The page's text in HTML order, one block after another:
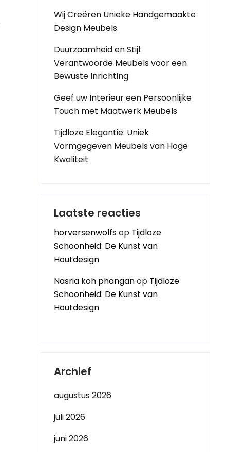
Wij Creëren Unieke Handgemaakte
Design Meubels
Duurzaamheid en Stijl:
Verantwoorde Meubels voor een
Bewuste Inrichting
Geef uw Interieur een Persoonlijke
Touch met Maatwerk Meubels
Tijdloze Elegantie: Uniek
Vormgegeven Meubels van Hoge
Kwaliteit
Laatste reacties
horversenwolfsop Tijdloze
Schoonheid: De Kunst van
Houtdesign
Nasria koh phanganop Tijdloze
Schoonheid: De Kunst van
Houtdesign
Archief
augustus 2026
juli 2026
juni 2026